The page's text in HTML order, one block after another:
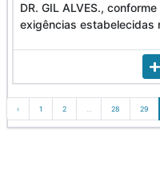
DR. GIL ALVES.,
exigências estabelecidas
‹ 1 2 28 29